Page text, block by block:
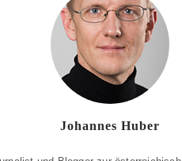
Johannes Huber